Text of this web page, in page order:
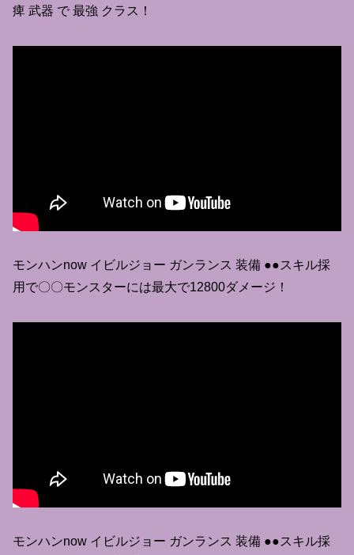
痺 武器 で 最強 クラス！
モンハンnow イビルジョー ガンランス 装備 ●●スキル採
用で〇〇モンスターには最大で12800ダメージ！
モンハンnow イビルジョー ガンランス 装備 ●●スキル採